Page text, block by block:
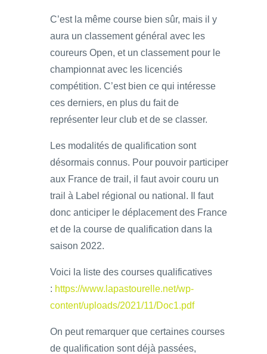
C’est la même course bien sûr, mais il y
aura un classement général avec les
coureurs Open, et un classement pour le
championnat avec les licenciés
compétition. C’est bien ce qui intéresse
ces derniers, en plus du fait de
représenter leur club et de se classer.
Les modalités de qualification sont
désormais connus. Pour pouvoir participer
aux France de trail, il faut avoir couru un
trail à Label régional ou national. Il faut
donc anticiper le déplacement des France
et de la course de qualification dans la
saison 2022.
Voici la liste des courses qualificatives
: https://www.lapastourelle.net/wp-
content/uploads/2021/11/Doc1.pdf
On peut remarquer que certaines courses
de qualification sont déjà passées,